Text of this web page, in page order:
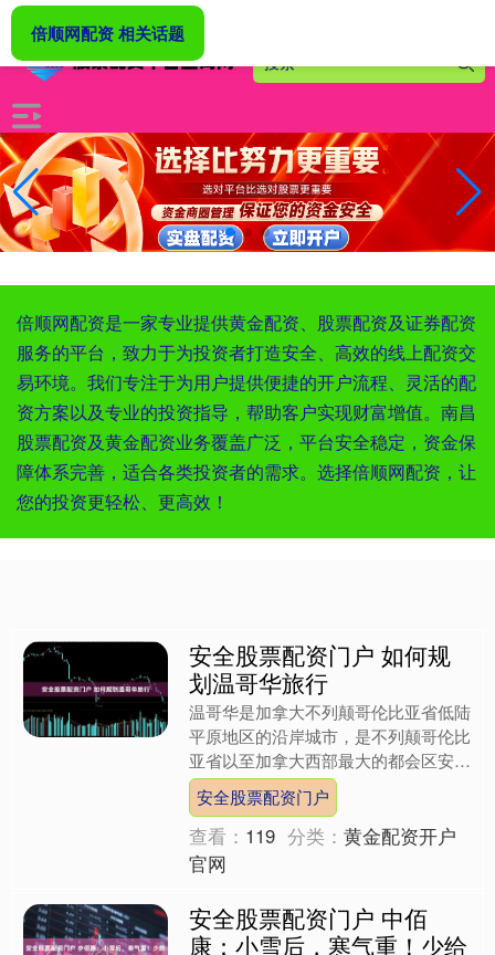
-->
倍顺网配资是一家专业提供黄金配资、股票配资及证券配资
服务的平台，致力于为投资者打造安全、高效的线上配资交
易环境。我们专注于为用户提供便捷的开户流程、灵活的配
资方案以及专业的投资指导，帮助客户实现财富增值。南昌
股票配资及黄金配资业务覆盖广泛，平台安全稳定，资金保
障体系完善，适合各类投资者的需求。选择倍顺网配资，让
您的投资更轻松、更高效！
倍顺网配资 相关话题
安全股票配资门户 如何规
划温哥华旅行
温哥华是加拿大不列颠哥伦比亚省低陆
平原地区的沿岸城市，是不列颠哥伦比
亚省以至加拿大西部最大的都会区安全
股票配资门户，这里风景优美，环境宜
人，深受游客欢迎。 温哥....
安全股票配资门户
查看： 119 分类：黄金配资开户
官网
安全股票配资门户 中佰
康：小雪后，寒气重！少给